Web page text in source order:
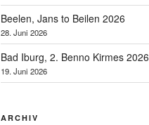
Beelen, Jans to Beilen 2026
28. Juni 2026
Bad Iburg, 2. Benno Kirmes 2026
19. Juni 2026
ARCHIV